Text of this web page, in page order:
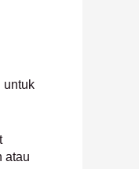
untuk
atau